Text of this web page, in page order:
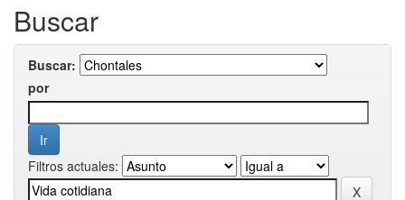
Buscar
Buscar:
por
Filtros actuales: